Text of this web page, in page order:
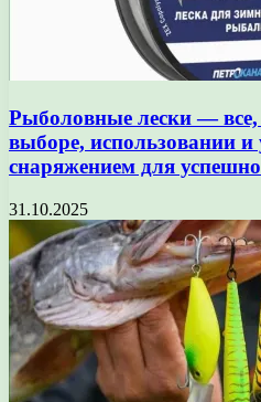
Рыболовные лески —
выборе, использовании
снаряжением для
31.10.2025